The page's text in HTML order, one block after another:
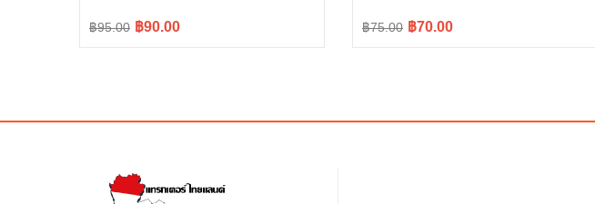
฿95.00
Original฿90.00
Current
฿75.00
Original฿70.00
Current